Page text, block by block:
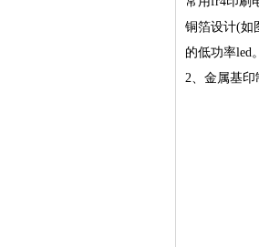
铜箔设计(如
的低功率led。
2、金属基印